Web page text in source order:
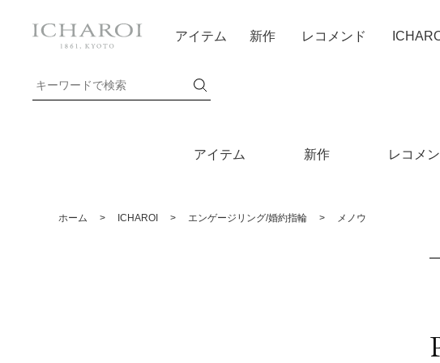
アイテム 新作 レコメ
アイテム 新作 レコメンド
ホーム > ICHAROI > エンゲージリング/婚約指輪 > メノウ